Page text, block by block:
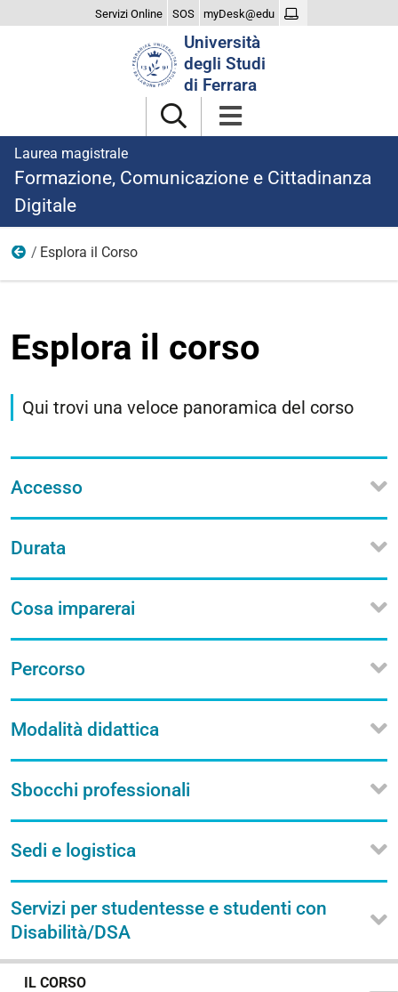
Servizi Online SOS myDesk@edu
Università
degli Studi
di Ferrara
Laurea magistrale
Formazione, Comunicazione e Cittadinanza
Digitale
Il Corso
Esplora il Corso
Esplora il corso
Qui trovi una veloce panoramica del corso
Accesso
Durata
Cosa imparerai
Percorso
Modalità didattica
Sbocchi professionali
Sedi e logistica
Servizi per studentesse e studenti con
Disabilità/DSA
IL CORSO